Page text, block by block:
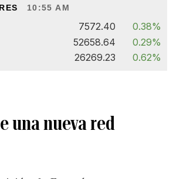
10:55 AM
7572.40
0.38%
52658.64
0.29%
26269.23 0.62%
una nueva red